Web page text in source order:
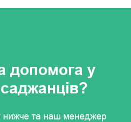
допомога у
нижче та наш менеджер